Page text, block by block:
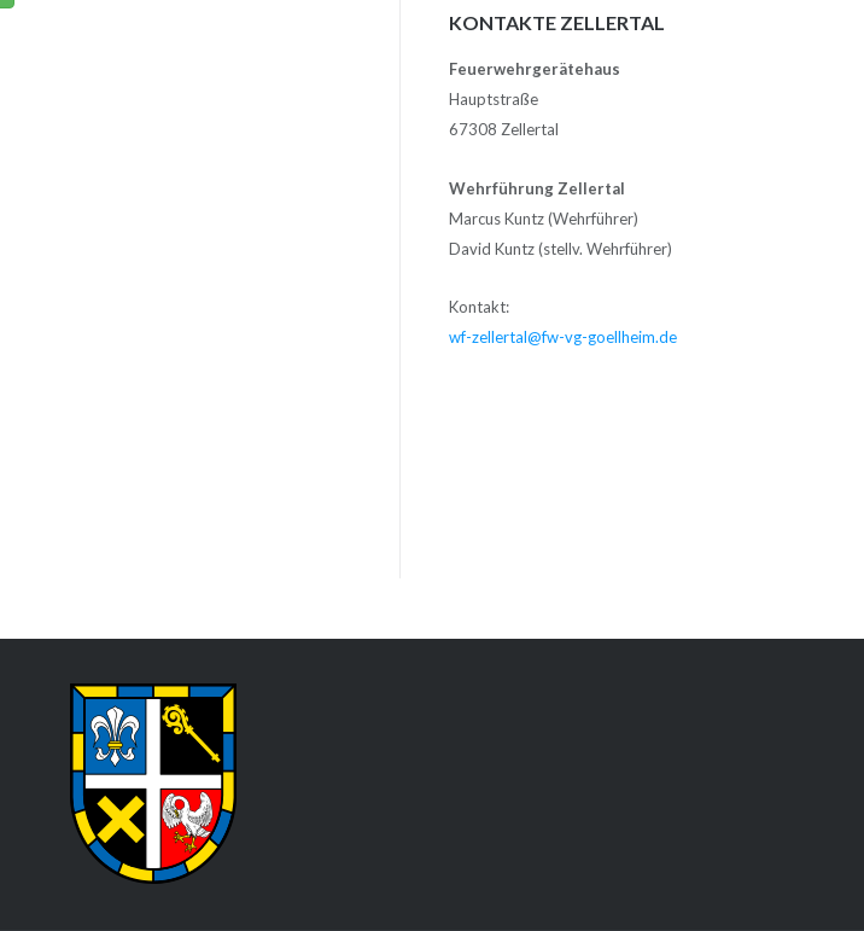
KONTAKTE ZELLERTAL
Feuerwehrgerätehaus
Hauptstraße
67308 Zellertal
Wehrführung Zellertal
Marcus Kuntz (Wehrführer)
David Kuntz (stellv. Wehrführer)
Kontakt:
wf-zellertal@fw-vg-goellheim.de